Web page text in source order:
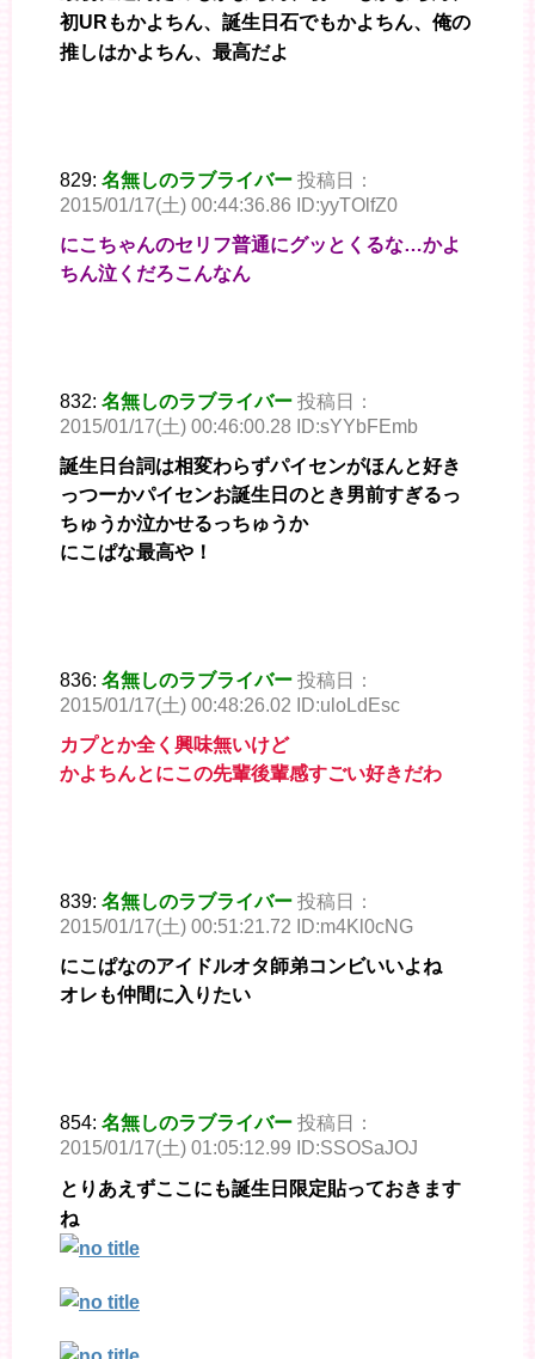
初URもかよちん、誕生日石でもかよちん、俺の
推しはかよちん、最高だよ
829: 名無しのラブライバー 投稿日：
2015/01/17(土) 00:44:36.86 ID:yyTOlfZ0
にこちゃんのセリフ普通にグッとくるな…かよ
ちん泣くだろこんなん
832: 名無しのラブライバー 投稿日：
2015/01/17(土) 00:46:00.28 ID:sYYbFEmb
誕生日台詞は相変わらずパイセンがほんと好き
っつーかパイセンお誕生日のとき男前すぎるっ
ちゅうか泣かせるっちゅうか
にこぱな最高や！
836: 名無しのラブライバー 投稿日：
2015/01/17(土) 00:48:26.02 ID:uloLdEsc
カプとか全く興味無いけど
かよちんとにこの先輩後輩感すごい好きだわ
839: 名無しのラブライバー 投稿日：
2015/01/17(土) 00:51:21.72 ID:m4Kl0cNG
にこぱなのアイドルオタ師弟コンビいいよね
オレも仲間に入りたい
854: 名無しのラブライバー 投稿日：
2015/01/17(土) 01:05:12.99 ID:SSOSaJOJ
とりあえずここにも誕生日限定貼っておきます
ね